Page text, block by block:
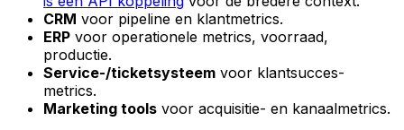
CRM voor pipeline en klantmetrics.
ERP voor operationele metrics, voorraad,
productie.
Service-/ticketsysteem voor klantsucces-
metrics.
Marketing tools voor acquisitie- en kanaalmetrics.